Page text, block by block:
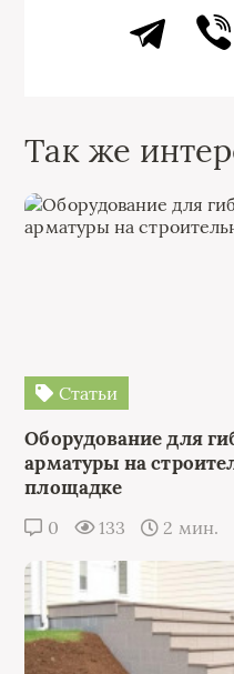
Так же
Статьи
Оборудование для
арматуры на
площадке
0 133 2 мин.